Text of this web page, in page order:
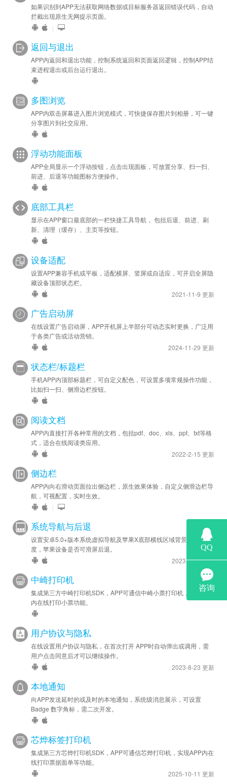
如果识别到APP无法获取网络数据或目标服务器返回错误代码，自动
拦截出现原生无网提示页面。
|
返回与退出
APP内返回和退出功能，控制系统返回和页面返回逻辑，控制APP结
束进程退出或后台运行退出。
多图浏览
APP内双击屏幕进入图片浏览模式，可快捷保存图片到相册，可一键
分享图片到社交应用。
浮动功能面板
APP全局显示一个浮动按钮，点击出现面板，可放置分享、扫一扫、
前进、后退等功能图标方便操作。
底部工具栏
显示在APP窗口最底部的一栏快捷工具导航， 包括后退、前进、刷
新、清理（缓存）、主页等按钮。
设备适配
设置APP兼容手机或平板，适配横屏、竖屏或自适应，可开启全屏隐
藏设备顶部状态栏。
2021-11-9 更新
广告启动屏
在线设置广告启动屏，APP开机屏上半部分可动态实时更换，广泛用
于各类广告或活动营销。
2024-11-29 更新
状态栏/标题栏
手机APP内顶部标题栏，可自定义配色，可设置多项常规操作功能，
比如扫一扫、侧滑边栏按钮。
阅读文档
APP内直接打开各种常用的文档，包括pdf、doc、xls、ppt、txt等格
式，适合在线阅读类应用。
2022-2-15 更新
侧边栏
APP内向右滑动页面拉出侧边栏，原生效果体验，自定义侧滑边栏导
航，可视配置，实时生效。
|
系统导航与后退
设置安卓5.0+版本系统虚拟导航及苹果X底部横线区域背景色和高
度，苹果设备是否可滑屏后退。
2023-9-18 更新
中崎打印机
集成第三方中崎打印机SDK，APP可通信中崎小票打印机，实现APP
内在线打印小票功能。
用户协议与隐私
在线设置用户协议与隐私，在首次打开 APP时自动弹出或调用，需
用户点击同意后才可以继续操作。
2023-8-23 更新
本地通知
向APP发送延时的或及时的本地通知，系统级消息展示，可设置
Badge 数字角标，需二次开发。
芯烨标签打印机
集成第三方芯烨打印机SDK，APP可通信芯烨打印机，实现APP内在
线打印票据面单等功能。
2025-10-11 更新